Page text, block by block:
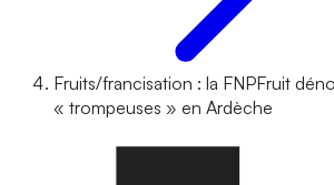
Fruits/francisation : la FNPFruit
« trompeuses » en Ardèche